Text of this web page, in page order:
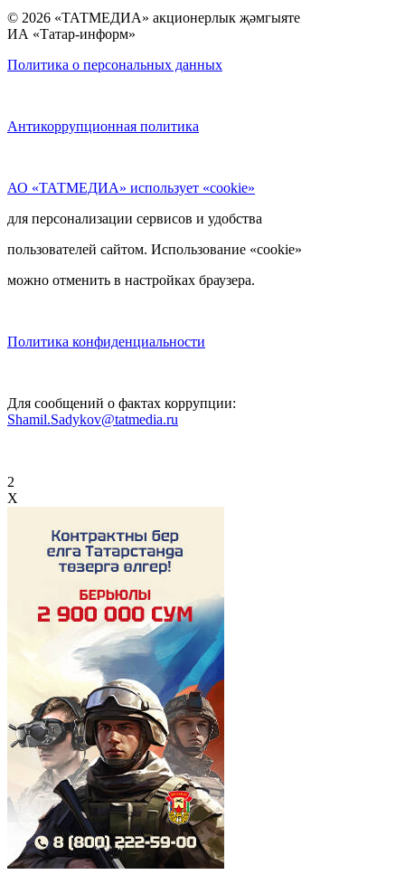
© 2026 «ТАТМЕДИА» акционерлык җәмгыяте
ИА «Татар-информ»
Политика о персональных данных
Антикоррупционная политика
АО «ТАТМЕДИА» использует «cookie»
для персонализации сервисов и удобства
пользователей сайтом. Использование «cookie»
можно отменить в настройках браузера.
Политика конфиденциальности
Для сообщений о фактах коррупции:
Shamil.Sadykov@tatmedia.ru
2
X